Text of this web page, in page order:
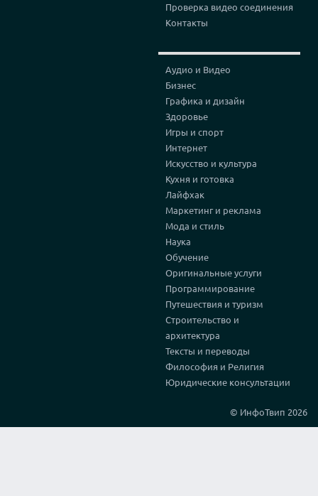
Проверка видео соединения
Контакты
Аудио и Видео
Бизнес
Графика и дизайн
Здоровье
Игры и спорт
Интернет
Искусство и культура
Кухня и готовка
Лайфхак
Маркетинг и реклама
Мода и стиль
Наука
Обучение
Оригинальные услуги
Программирование
Путешествия и туризм
Строительство и
архитектура
Тексты и переводы
Философия и Религия
Юридические консультации
© ИнфоТвип 2026